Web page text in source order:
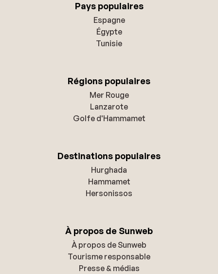
Pays populaires
Espagne
Égypte
Tunisie
Régions populaires
Mer Rouge
Lanzarote
Golfe d'Hammamet
Destinations populaires
Hurghada
Hammamet
Hersonissos
À propos de Sunweb
À propos de Sunweb
Tourisme responsable
Presse & médias